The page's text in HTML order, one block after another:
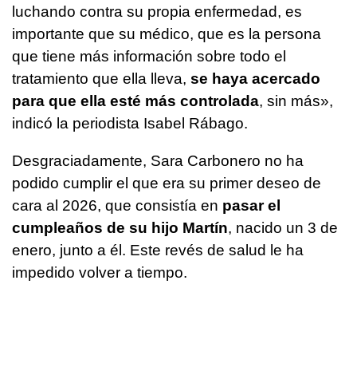
luchando contra su propia enfermedad, es
importante que su médico, que es la persona
que tiene más información sobre todo el
tratamiento que ella lleva, se haya acercado
para que ella esté más controlada, sin más»,
indicó la periodista Isabel Rábago.
Desgraciadamente, Sara Carbonero no ha
podido cumplir el que era su primer deseo de
cara al 2026, que consistía en pasar el
cumpleaños de su hijo Martín, nacido un 3 de
enero, junto a él. Este revés de salud le ha
impedido volver a tiempo.